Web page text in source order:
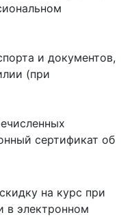
и документов,
(при
сертификат об
на курс при
в электронном